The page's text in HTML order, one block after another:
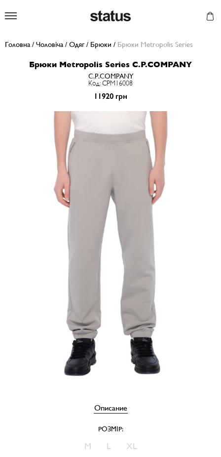
Головна / Чоловіча / Одяг/ Брюки / Брюки Metropolis Series
Брюки Metropolis Series C.P.COMPANY
C.P.COMPANY
Код: CPM16008
11920 грн
Описание
РОЗМІР:
M L XL